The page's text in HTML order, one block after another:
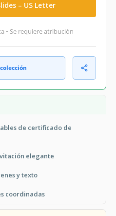
– US Letter
• Se requiere atribución
de certificado de
elegante
y texto
coordinadas